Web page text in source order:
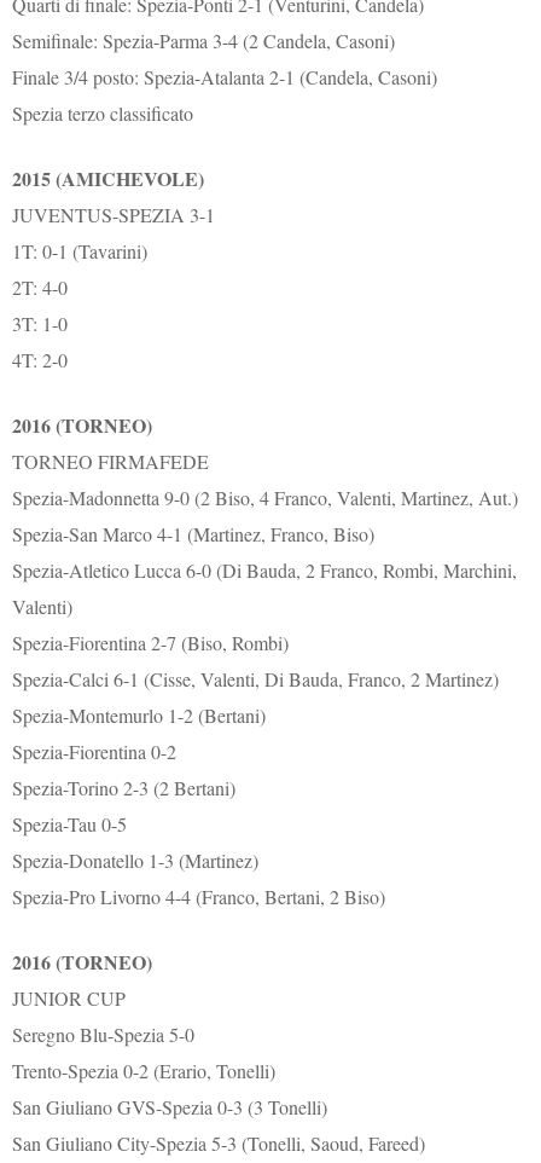
Semifinale: Spezia-Parma 3-4 (2 Candela, Casoni)
Finale 3/4 posto: Spezia-Atalanta 2-1 (Candela, Casoni)
Spezia terzo classificato
2015 (AMICHEVOLE)
JUVENTUS-SPEZIA 3-1
1T: 0-1 (Tavarini)
2T: 4-0
3T: 1-0
4T: 2-0
2016 (TORNEO)
TORNEO FIRMAFEDE
Spezia-Madonnetta 9-0 (2 Biso, 4 Franco, Valenti, Martinez, Aut.)
Spezia-San Marco 4-1 (Martinez, Franco, Biso)
Spezia-Atletico Lucca 6-0 (Di Bauda, 2 Franco, Rombi, Marchini,
Valenti)
Spezia-Fiorentina 2-7 (Biso, Rombi)
Spezia-Calci 6-1 (Cisse, Valenti, Di Bauda, Franco, 2 Martinez)
Spezia-Montemurlo 1-2 (Bertani)
Spezia-Fiorentina 0-2
Spezia-Torino 2-3 (2 Bertani)
Spezia-Tau 0-5
Spezia-Donatello 1-3 (Martinez)
Spezia-Pro Livorno 4-4 (Franco, Bertani, 2 Biso)
2016 (TORNEO)
JUNIOR CUP
Seregno Blu-Spezia 5-0
Trento-Spezia 0-2 (Erario, Tonelli)
San Giuliano GVS-Spezia 0-3 (3 Tonelli)
San Giuliano City-Spezia 5-3 (Tonelli, Saoud, Fareed)